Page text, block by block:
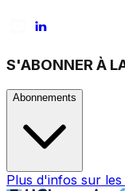
S'ABONNER À
Abonnements
Plus d'infos sur